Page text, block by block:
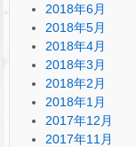
2018年6月
2018年5月
2018年4月
2018年3月
2018年2月
2018年1月
2017年12月
2017年11月